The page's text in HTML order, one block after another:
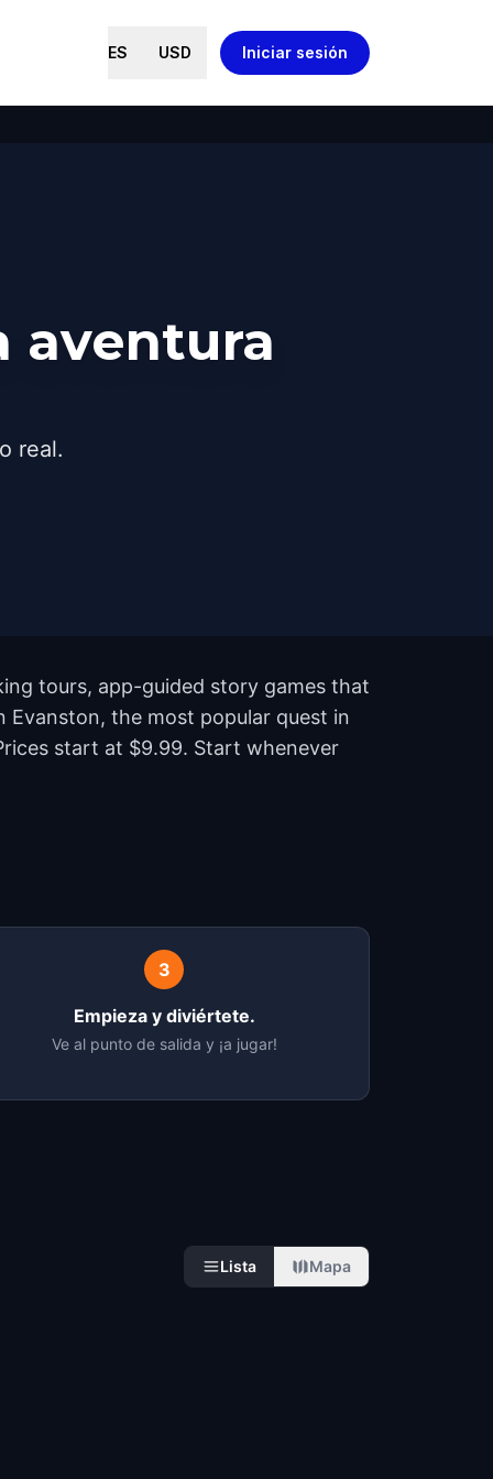
ES USD Iniciar sesión
aventura
real.
tours, app-guided story games that
the most popular quest in
start at $9.99. Start whenever
3
Empieza y diviértete.
Ve al punto de salida y ¡a jugar!
Lista Mapa